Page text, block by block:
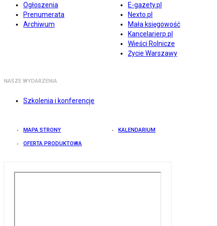
Ogłoszenia
Prenumerata
Archiwum
E-gazety.pl
Nexto.pl
Mała księgowość
Kancelarierp.pl
Wieści Rolnicze
Życie Warszawy
NASZE WYDARZENIA
Szkolenia i konferencje
MAPA STRONY KALENDARIUM
OFERTA PRODUKTOWA